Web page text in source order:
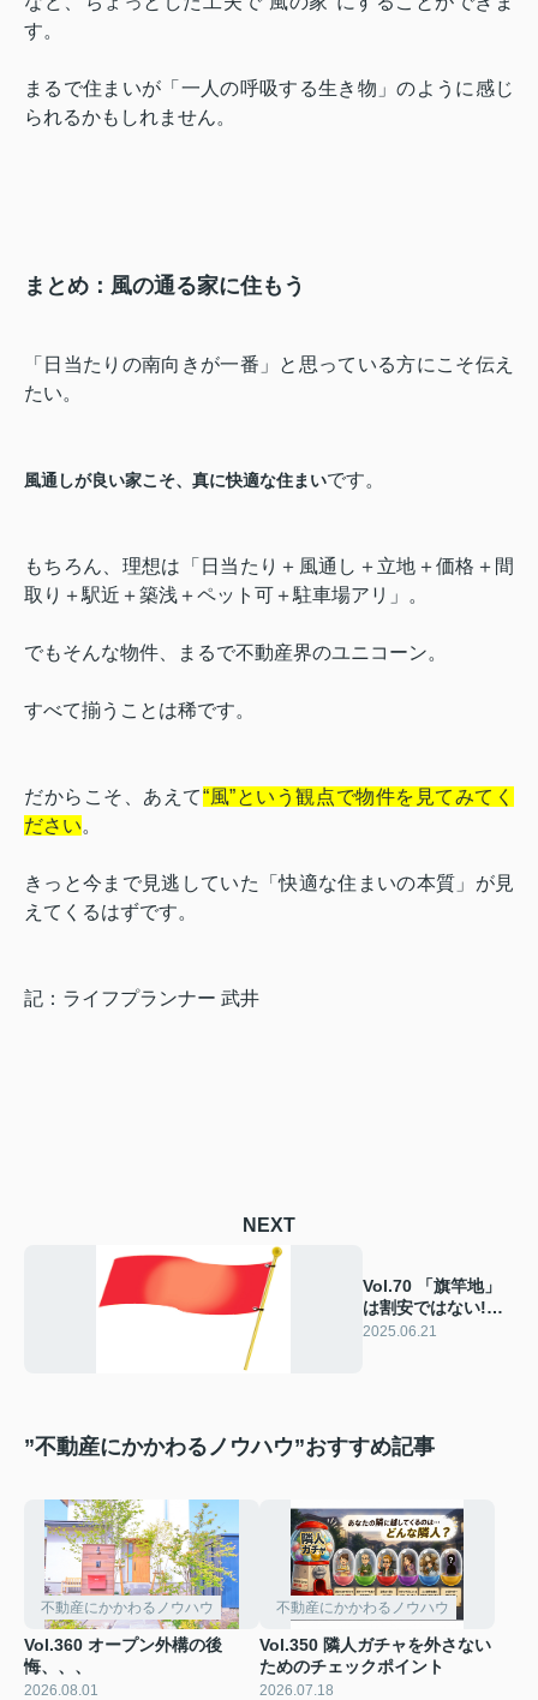
す。
まるで住まいが「一人の呼吸する生き物」のように感じ
られるかもしれません。
まとめ：風の通る家に住もう
「日当たりの南向きが一番」と思っている方にこそ伝え
たい。
風通しが良い家こそ、真に快適な住まいです。
もちろん、理想は「日当たり＋風通し＋立地＋価格＋間
取り＋駅近＋築浅＋ペット可＋駐車場アリ」。
でもそんな物件、まるで不動産界のユニコーン。
すべて揃うことは稀です。
だからこそ、あえて“風”という観点で物件を見てみてく
ださい。
きっと今まで見逃していた「快適な住まいの本質」が見
えてくるはずです。
記：ライフプランナー 武井
NEXT
Vol.70 「旗竿地」
は割安ではない!?
実は人気の裏側事
2025.06.21
”不動産にかかわるノウハウ”おすすめ記事
不動産にかかわるノウハウ
Vol.360 オープン外構の後
悔、、、
2026.08.01
不動産にかかわるノウハウ
Vol.350 隣人ガチャを外さない
ためのチェックポイント
2026.07.18